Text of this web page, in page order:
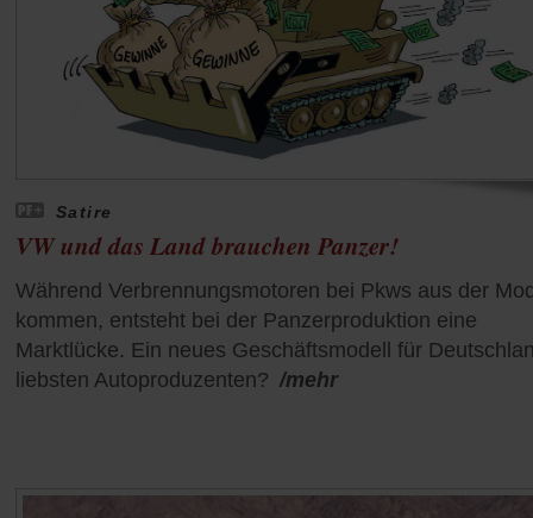
Satire
VW und das Land brauchen Panzer!
Während Verbrennungsmotoren bei Pkws aus der
kommen, entsteht bei der Panzerproduktion eine
Marktlücke. Ein neues Geschäftsmodell für
liebsten Autoproduzenten? /mehr